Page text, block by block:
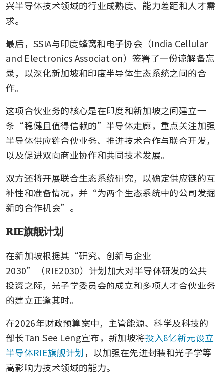
兴半导体技术领域的行业成熟度、能力差距和人才需
求。
最后，SSIA与印度蜂窝和电子协会（India Cellular
and Electronics Association）签署了一份谅解备忘
录，以深化新加坡和印度半导体生态系统之间的合
作。
这项合伙业务的核心是在印度和新加坡之间建立一
条“稳健且值得信赖的”半导体走廊，重点关注加强
半导体供应链合伙业务、推进技术合作与联合开发，
以及促进双向商业协作和共同技术发展。
双方还将开展联合生态系统研究，以确定供应链的互
补性和准备情况，并“为两个生态系统中的公司发掘
新的合作机会”。
RIE旗舰计划
在新加坡根据其“研究、创新与企业
2030”（RIE2030）计划加大对半导体研发的公共
投资之际，光子学委员会的成立和多项人才合伙业务
的建立正逢其时。
在2026年财政预算案中，主管能源、科学及科技的
部长Tan See Leng宣布，新加坡将投入8亿新元设立
半导体RIE旗舰计划，以加强在先进封装和光子学等
高影响力技术领域的能力。